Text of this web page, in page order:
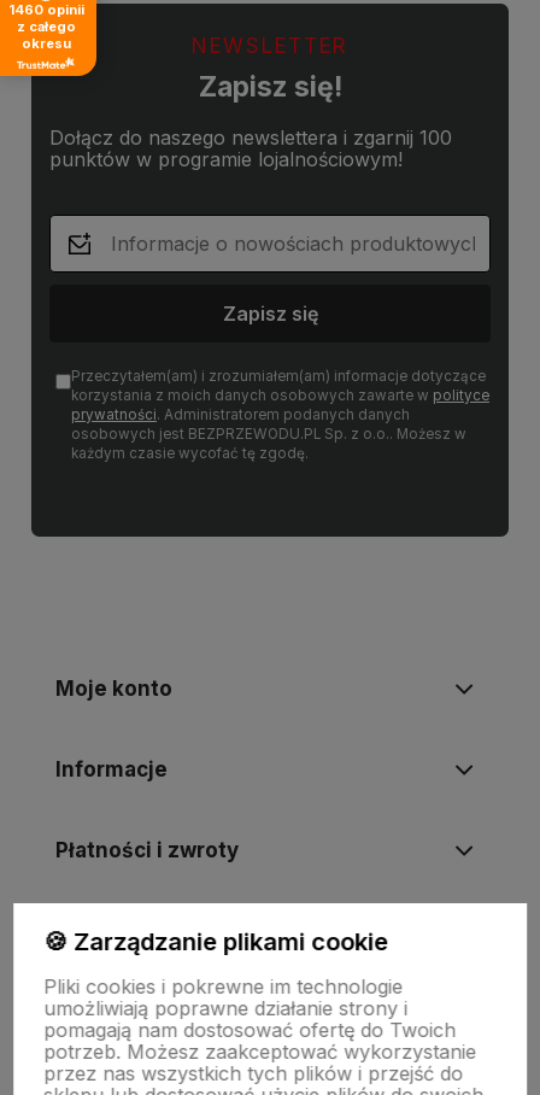
NEWSLETTER
Zapisz się!
Dołącz do naszego newslettera i zgarnij 100
punktów w programie lojalnościowym!
Zapisz się
Przeczytałem(am) i zrozumiałem(am) informacje dotyczące
korzystania z moich danych osobowych zawarte w polityce
prywatności. Administratorem podanych danych
osobowych jest BEZPRZEWODU.PL Sp. z o.o.. Możesz w
każdym czasie wycofać tę zgodę.
Moje konto
Informacje
Płatności i zwroty
Wsparcie
O nas
1460 opinii
z całego
okresu
🍪 Zarządzanie plikami cookie
Pliki cookies i pokrewne im technologie
umożliwiają poprawne działanie strony i
pomagają nam dostosować ofertę do Twoich
potrzeb. Możesz zaakceptować wykorzystanie
przez nas wszystkich tych plików i przejść do